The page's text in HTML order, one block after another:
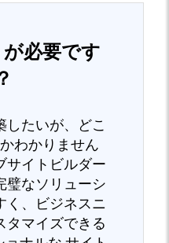
必要です
したいが、どこ
わかりません
サイトビルダー
璧なソリューシ
く、ビジネスニ
タマイズできる